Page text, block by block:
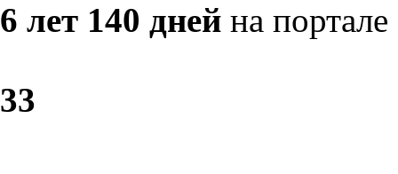
6 лет 140 дней на портале
33